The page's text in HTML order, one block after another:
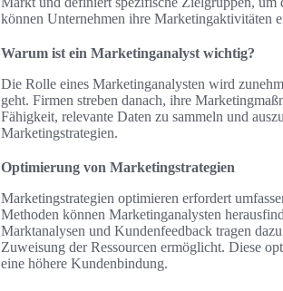
können Unternehmen ihre Marketingaktivitäten
Warum ist ein Marketinganalyst wichtig?
Die Rolle eines Marketinganalysten wird
geht. Firmen streben danach, ihre
Fähigkeit, relevante Daten zu sammeln und
Marketingstrategien.
Optimierung von Marketingstrategien
Marketingstrategien optimieren erfordert
Methoden können Marketinganalysten
Marktanalysen und Kundenfeedback tragen
Zuweisung der Ressourcen ermöglicht. Diese
eine höhere Kundenbindung.